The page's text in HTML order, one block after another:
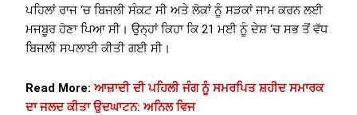
ਪਹਿਲਾਂ ਰਾਜ ‘ਚ ਬਿਜਲੀ ਸੰਕਟ ਸੀ ਅਤੇ ਲੋਕਾਂ ਨੂੰ ਸੜਕਾਂ ਜਾਮ ਕਰਨ ਲਈ
ਮਜਬੂਰ ਹੋਣਾ ਪਿਆ ਸੀ। ਉਨ੍ਹਾਂ ਕਿਹਾ ਕਿ 21 ਮਈ ਨੂੰ ਦੇਸ਼ ‘ਚ ਸਭ ਤੋਂ ਵੱਧ
ਬਿਜਲੀ ਸਪਲਾਈ ਕੀਤੀ ਗਈ ਸੀ।
Read More:ਆਜ਼ਾਦੀ ਦੀ ਪਹਿਲੀ ਜੰਗ ਨੂੰ ਸਮਰਪਿਤ ਸ਼ਹੀਦ ਸਮਾਰਕ
ਦਾ ਜਲਦ ਕੀਤਾ ਉਦਘਾਟਨ: ਅਨਿਲ ਵਿਜ